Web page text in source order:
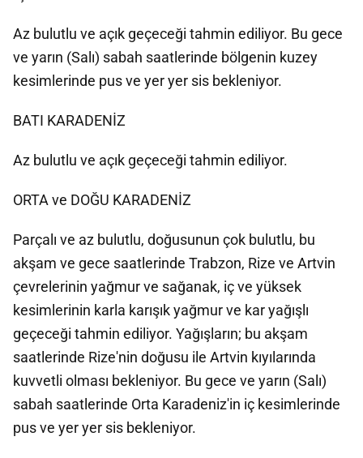
Az bulutlu ve açık geçeceği tahmin ediliyor. Bu gece
ve yarın (Salı) sabah saatlerinde bölgenin kuzey
kesimlerinde pus ve yer yer sis bekleniyor.
BATI KARADENİZ
Az bulutlu ve açık geçeceği tahmin ediliyor.
ORTA ve DOĞU KARADENİZ
Parçalı ve az bulutlu, doğusunun çok bulutlu, bu
akşam ve gece saatlerinde Trabzon, Rize ve Artvin
çevrelerinin yağmur ve sağanak, iç ve yüksek
kesimlerinin karla karışık yağmur ve kar yağışlı
geçeceği tahmin ediliyor. Yağışların; bu akşam
saatlerinde Rize'nin doğusu ile Artvin kıyılarında
kuvvetli olması bekleniyor. Bu gece ve yarın (Salı)
sabah saatlerinde Orta Karadeniz'in iç kesimlerinde
pus ve yer yer sis bekleniyor.